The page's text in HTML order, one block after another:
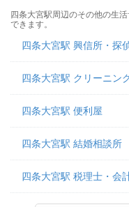
四条大宮駅周辺のその他の生
できます。
四条大宮駅 興信所・探
四条大宮駅 クリーニン
四条大宮駅 便利屋
四条大宮駅 結婚相談所
四条大宮駅 税理士・会